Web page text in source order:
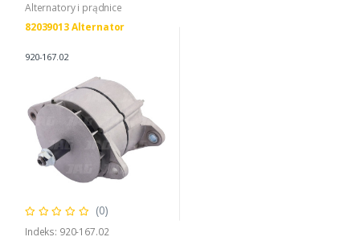
Alternatory i prądnice
82039013 Alternator
920-167.02
(0)
Indeks: 920-167.02